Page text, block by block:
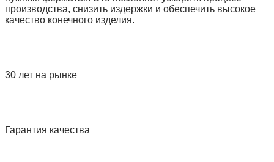
производства, снизить издержки и обеспечить высокое
качество конечного изделия.
30 лет на рынке
Гарантия качества